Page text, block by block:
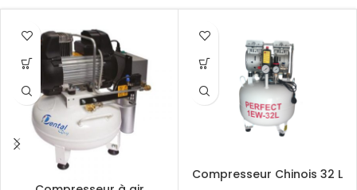
Compresseur Chinois 32 L